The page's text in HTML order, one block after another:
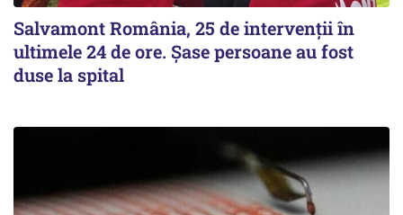
Salvamont România, 25 de intervenții în
ultimele 24 de ore. Șase persoane au fost
duse la spital